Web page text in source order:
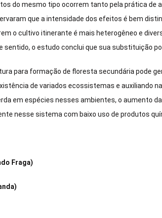
do mesmo tipo ocorrem tanto pela prática de
que a intensidade dos efeitos é bem
o cultivo itinerante é mais heterogêneo e
sentido, o estudo conclui que sua substituição
para formação de floresta secundária pode
de variados ecossistemas e auxiliando
em espécies nesses ambientes, o aumento
nesse sistema com baixo uso de produtos
Fraga)